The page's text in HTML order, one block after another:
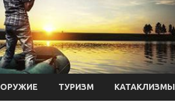
ОРУЖИЕ ТУРИЗМ КАТАКЛИЗМЫ